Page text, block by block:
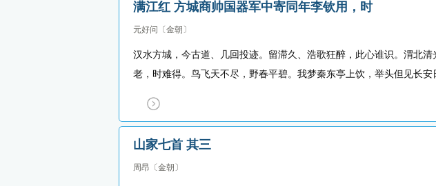
满江红 方城商帅国器军中寄同年李钦用，时
元好问 〔金朝〕
汉水方城，今古道、几回投迹。留滞久、浩歌狂醉，此心谁识。渭北
老，时难得。鸟飞天不尽，野春平碧。我梦秦东亭上饮，举头但见长安
山家七首 其三
周昂 〔金朝〕